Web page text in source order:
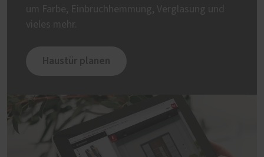
um Farbe, Einbruchhemmung, Verglasung und
vieles mehr.
Haustür planen